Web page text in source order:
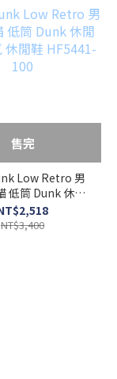
售完
Low Retro 男
低筒 Dunk 休閒
休閒鞋 HF5441-
100
NT$3,400